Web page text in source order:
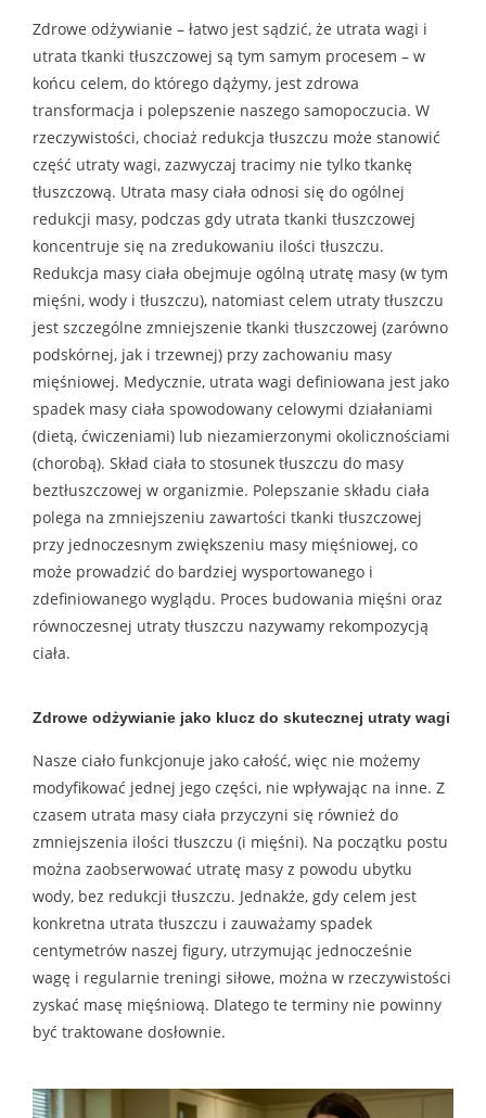
Zdrowe odżywianie – łatwo jest sądzić, że utrata wagi i
utrata tkanki tłuszczowej są tym samym procesem – w
końcu celem, do którego dążymy, jest zdrowa
transformacja i polepszenie naszego samopoczucia. W
rzeczywistości, chociaż redukcja tłuszczu może stanowić
część utraty wagi, zazwyczaj tracimy nie tylko tkankę
tłuszczową. Utrata masy ciała odnosi się do ogólnej
redukcji masy, podczas gdy utrata tkanki tłuszczowej
koncentruje się na zredukowaniu ilości tłuszczu.
Redukcja masy ciała obejmuje ogólną utratę masy (w tym
mięśni, wody i tłuszczu), natomiast celem utraty tłuszczu
jest szczególne zmniejszenie tkanki tłuszczowej (zarówno
podskórnej, jak i trzewnej) przy zachowaniu masy
mięśniowej. Medycznie, utrata wagi definiowana jest jako
spadek masy ciała spowodowany celowymi działaniami
(dietą, ćwiczeniami) lub niezamierzonymi okolicznościami
(chorobą). Skład ciała to stosunek tłuszczu do masy
beztłuszczowej w organizmie. Polepszanie składu ciała
polega na zmniejszeniu zawartości tkanki tłuszczowej
przy jednoczesnym zwiększeniu masy mięśniowej, co
może prowadzić do bardziej wysportowanego i
zdefiniowanego wyglądu. Proces budowania mięśni oraz
równoczesnej utraty tłuszczu nazywamy rekompozycją
ciała.
Zdrowe odżywianie jako klucz do skutecznej utraty wagi
Nasze ciało funkcjonuje jako całość, więc nie możemy
modyfikować jednej jego części, nie wpływając na inne. Z
czasem utrata masy ciała przyczyni się również do
zmniejszenia ilości tłuszczu (i mięśni). Na początku postu
można zaobserwować utratę masy z powodu ubytku
wody, bez redukcji tłuszczu. Jednakże, gdy celem jest
konkretna utrata tłuszczu i zauważamy spadek
centymetrów naszej figury, utrzymując jednocześnie
wagę i regularnie treningi siłowe, można w rzeczywistości
zyskać masę mięśniową. Dlatego te terminy nie powinny
być traktowane dosłownie.